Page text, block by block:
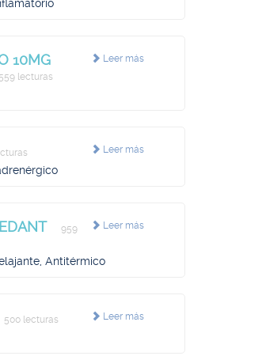
Leer más
10MG
559 lecturas
Leer más
Leer más
959
Antitérmico
Leer más
500 lecturas